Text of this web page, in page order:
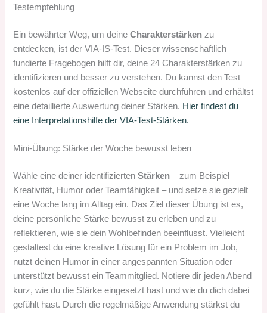
Testempfehlung
Ein bewährter Weg, um deineCharakterstärken zu
entdecken, ist der VIA-IS-Test. Dieser wissenschaftlich
fundierte Fragebogen hilft dir, deine 24 Charakterstärken zu
identifizieren und besser zu verstehen. Du kannst den Test
kostenlos auf der offiziellen Webseite durchführen und erhältst
eine detaillierte Auswertung deiner Stärken. Hier findest du
eine Interpretationshilfe der VIA-Test-Stärken.
Mini-Übung: Stärke der Woche bewusst leben
Wähle eine deiner identifiziertenStärken – zum Beispiel
Kreativität, Humor oder Teamfähigkeit – und setze sie gezielt
eine Woche lang im Alltag ein. Das Ziel dieser Übung ist es,
deine persönliche Stärke bewusst zu erleben und zu
reflektieren, wie sie dein Wohlbefinden beeinflusst. Vielleicht
gestaltest du eine kreative Lösung für ein Problem im Job,
nutzt deinen Humor in einer angespannten Situation oder
unterstützt bewusst ein Teammitglied. Notiere dir jeden Abend
kurz, wie du die Stärke eingesetzt hast und wie du dich dabei
gefühlt hast. Durch die regelmäßige Anwendung stärkst du